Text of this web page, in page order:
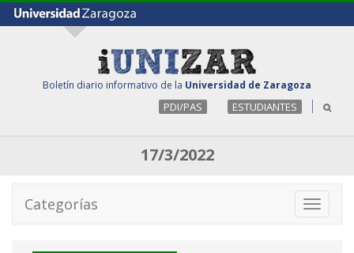
Boletín diario informativo de la Universidad de Zaragoza
PDI/PAS ESTUDIANTES
17/3/2022
Toggle
Categorías